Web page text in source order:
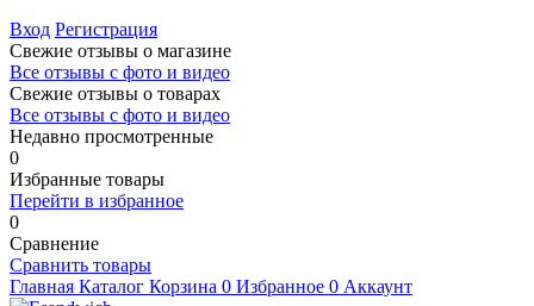
Вход Регистрация
Свежие отзывы о магазине
Все отзывы с фото и видео
Свежие отзывы о товарах
Все отзывы c фото и видео
Недавно просмотренные
0
Избранные товары
Перейти в избранное
0
Сравнение
Сравнить товары
Главная Каталог Корзина 0 Избранное 0 Аккаунт